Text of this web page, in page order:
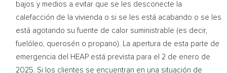
bajos y medios a evitar que se les desconecte la
calefacción de la vivienda o si se les está acabando o se les
está agotando su fuente de calor suministrable (es decir,
fuelóleo, querosén o propano). La apertura de esta parte de
emergencia del HEAP está prevista para el 2 de enero de
2025. Si los clientes se encuentran en una situación de